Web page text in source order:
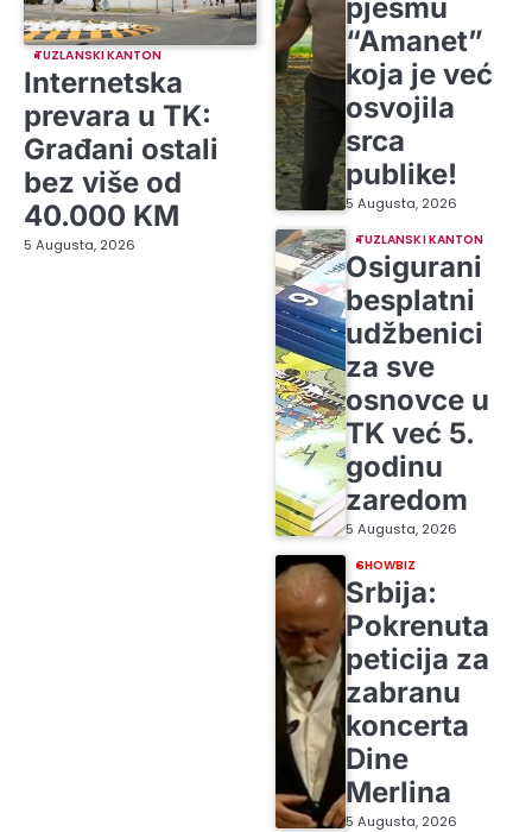
TUZLANSKI KANTON
Internetska
prevara u TK:
Građani ostali
bez više od
40.000 KM
5 Augusta, 2026
pjesmu
“Amanet”
koja je već
osvojila
srca
publike!
5 Augusta, 2026
TUZLANSKI KANTON
Osigurani
besplatni
udžbenici
za sve
osnovce u
TK već 5.
godinu
zaredom
5 Augusta, 2026
SHOWBIZ
Srbija:
Pokrenuta
peticija za
zabranu
koncerta
Dine
Merlina
5 Augusta, 2026